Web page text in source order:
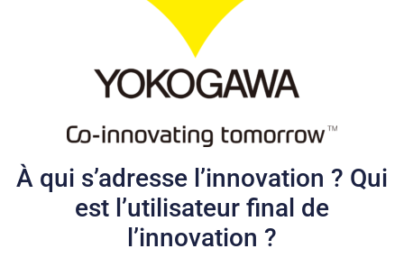
À qui s’adresse l’innovation ? Qui
est l’utilisateur final de
l’innovation ?